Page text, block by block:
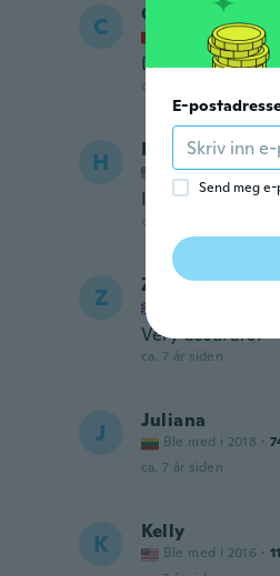
C Chenyue
Ble med i 2017 ·
Dur à utiliser,
ca. 7 år siden
H Hannaley
Ble med i 2014 ·
It’s great I love
ca. 7 år siden
Z Zoe
Very accurate!
ca. 7 år siden
J Juliana
Ble med i 2018 ·
ca. 7 år siden
K Kelly
Ble med i 2016 ·
E-
Send meg